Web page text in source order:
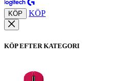
KÖP KÖP
KÖP EFTER KATEGORI